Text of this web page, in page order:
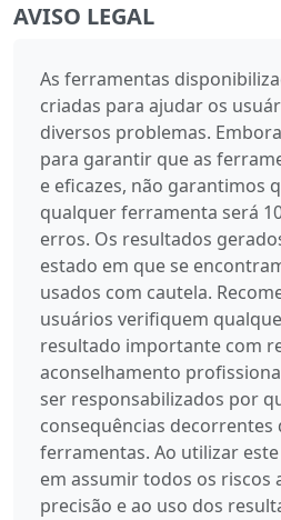
AVISO LEGAL
As ferramentas
criadas para ajudar os
diversos problemas.
para garantir que as
e eficazes, não garantimos
qualquer ferramenta será
erros. Os resultados
estado em que se
usados com cautela.
usuários verifiquem
resultado importante com
aconselhamento
ser responsabilizados por
consequências decorrentes
ferramentas. Ao utilizar
em assumir todos os riscos
precisão e ao uso dos